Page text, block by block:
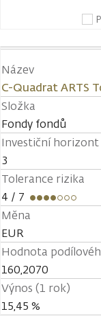
Název
C-Quadrat ARTS
Složka
Fondy fondů
Investiční horizont
3
Tolerance rizika
4 / 7
Měna
EUR
Hodnota
160,2070
Výnos (1 rok)
15,45 %